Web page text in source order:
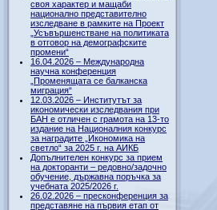
своя характер и мащаби
национално представително
изследване в рамките на Проект
„Усъвършенстване на политиката
в отговор на демографските
промени“
16.04.2026 – Международна
научна конференция
„Променящата се балканска
миграция“
12.03.2026 – Институтът за
икономически изследвания при
БАН е отличен с грамота на 13-то
издание на Националния конкурс
за наградите „Икономика на
светло“ за 2025 г. на АИКБ
Допълнителен конкурс за прием
на докторанти – редовно/задочно
обучение, държавна поръчка за
учебната 2025/2026 г.
26.02.2026 – пресконференция за
представяне на първия етап от